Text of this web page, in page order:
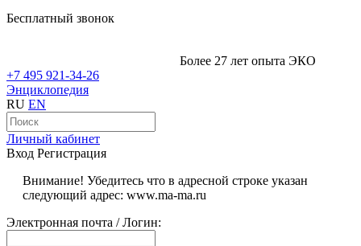
Бесплатный звонок
Более 27 лет опыта ЭКО
+7 495 921-34-26
Энциклопедия
RU EN
Личный кабинет
Вход Регистрация
Внимание! Убедитесь что в адресной строке указан
следующий адрес: www.ma-ma.ru
Электронная почта / Логин: